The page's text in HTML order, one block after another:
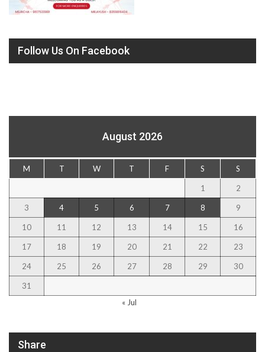
Follow Us On Facebook
August 2026
M T W T F S S
1 2
3 4 5 6 7 8 9
10 11 12 13 14 15 16
17 18 19 20 21 22 23
24 25 26 27 28 29 30
31
« Jul
Share